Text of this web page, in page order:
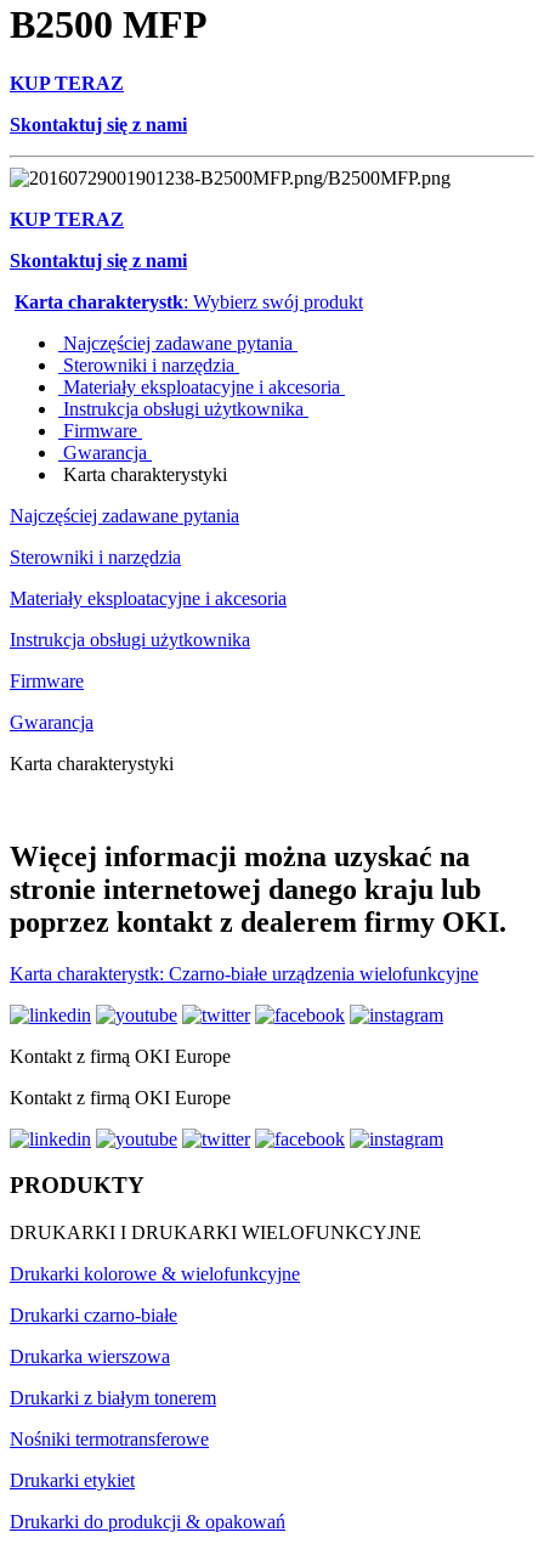
B2500 MFP
KUP TERAZ
Skontaktuj się z nami
KUP TERAZ
Skontaktuj się z nami
Karta charakterystk: Wybierz swój produkt
Najczęściej zadawane pytania
Sterowniki i narzędzia
Materiały eksploatacyjne i akcesoria
Instrukcja obsługi użytkownika
Firmware
Gwarancja
Karta charakterystyki
Najczęściej zadawane pytania
Sterowniki i narzędzia
Materiały eksploatacyjne i akcesoria
Instrukcja obsługi użytkownika
Firmware
Gwarancja
Karta charakterystyki
Więcej informacji można uzyskać na
stronie internetowej danego kraju lub
poprzez kontakt z dealerem firmy OKI.
Karta charakterystk: Czarno-białe urządzenia wielofunkcyjne
Kontakt z firmą OKI Europe
Kontakt z firmą OKI Europe
PRODUKTY
DRUKARKI I DRUKARKI WIELOFUNKCYJNE
Drukarki kolorowe & wielofunkcyjne
Drukarki czarno-białe
Drukarka wierszowa
Drukarki z białym tonerem
Nośniki termotransferowe
Drukarki etykiet
Drukarki do produkcji & opakowań